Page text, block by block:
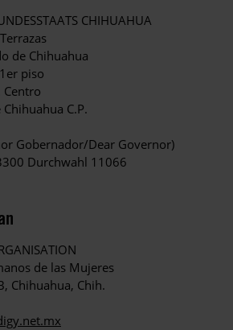
CHIHUAHUA
de Chihuahua
piso
Centro
C.P.
Gobernador/Dear Governor)
Durchwahl 11066
de las Mujeres
Chihuahua, Chih.